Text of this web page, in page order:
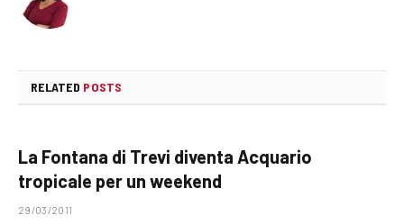
RELATED POSTS
La Fontana di Trevi diventa Acquario
tropicale per un weekend
29/03/2011